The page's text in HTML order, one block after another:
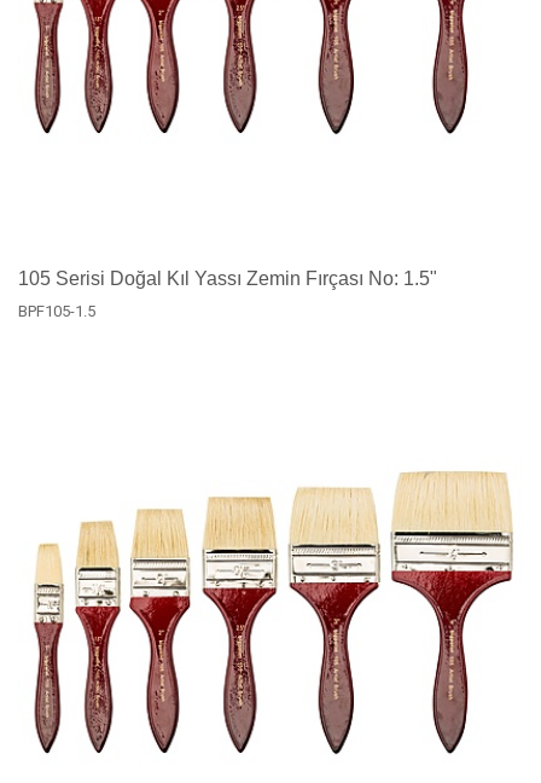
105 Serisi Doğal Kıl Yassı Zemin Fırçası No: 1.5"
BPF105-1.5